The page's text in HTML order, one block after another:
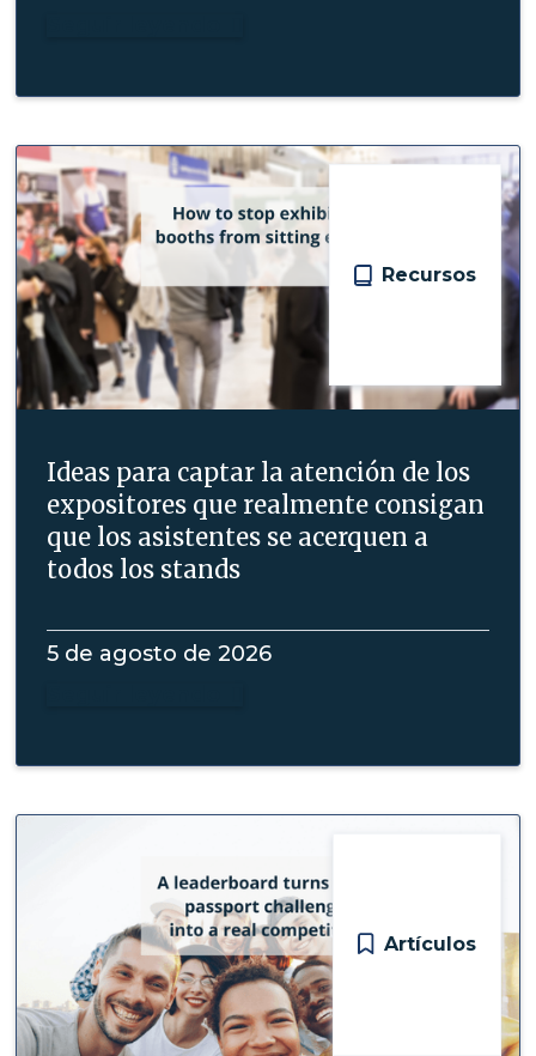
Recursos
Ideas para captar la atención de los
expositores que realmente consigan
que los asistentes se acerquen a
todos los stands
5 de agosto de 2026
Artículos